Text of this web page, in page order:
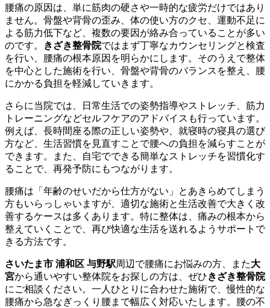
腰痛の原因は、単に筋肉の硬さや一時的な疲労だけではあり
ません。骨盤や背骨の歪み、体の使い方のクセ、運動不足に
よる筋力低下など、複数の要因が絡み合っていることが多い
のです。
きざき整骨院ではまず丁寧なカウンセリングと検査
を行い、腰痛の根本原因を明らかにします。そのうえで整体
を中心とした施術を行い、骨盤や背骨のバランスを整え、腰
にかかる負担を軽減していきます。
さらに当院では、日常生活での姿勢指導やストレッチ、筋力
トレーニングなどセルフケアのアドバイスも行っています。
例えば、長時間座る際の正しい姿勢や、就寝時の寝具の選び
方など、生活習慣を見直すことで腰への負担を減らすことが
できます。また、自宅でできる簡単なストレッチを習慣化す
ることで、再発予防にもつながります。
腰痛は「年齢のせいだから仕方がない」とあきらめてしまう
方もいらっしゃいますが、適切な施術と生活改善で大きく改
善するケースは多くあります。特に整体は、痛みの根本から
整えていくことで、再び快適な生活を送れるようサポートで
きる方法です。
さいたま市 浦和区 与野駅周辺で腰痛にお悩みの方、また大
宮から通いやすい整体院をお探しの方は、ぜひきざき整骨院
にご相談ください。一人ひとりに合わせた施術で、慢性的な
腰痛から急なぎっくり腰まで幅広く対応いたします。腰の不